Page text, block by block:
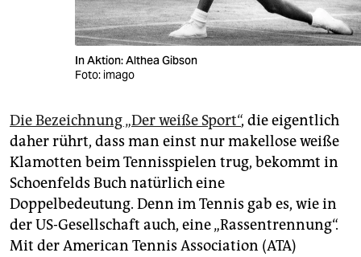
In Aktion: Althea Gibson
Foto: imago
Die Bezeichnung „Der weiße Sport“, die eigentlich
daher rührt, dass man einst nur makellose weiße
Klamotten beim Tennisspielen trug, bekommt in
Schoenfelds Buch natürlich eine
Doppelbedeutung. Denn im Tennis gab es, wie in
der US-Gesellschaft auch, eine „Rassentrennung“.
Mit der American Tennis Association (ATA)